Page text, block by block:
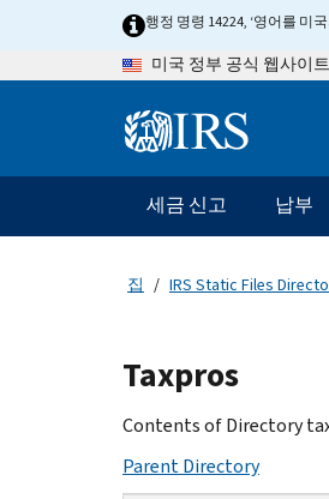
행정 명령 14224, ‘영어를 미
미국 정부 공식 웹사이트
메
인
네
이
바
세금 신고 납부
집 IRS Static Files
Beginning
of
main
Taxpros
Contents of Directory
Parent Directory